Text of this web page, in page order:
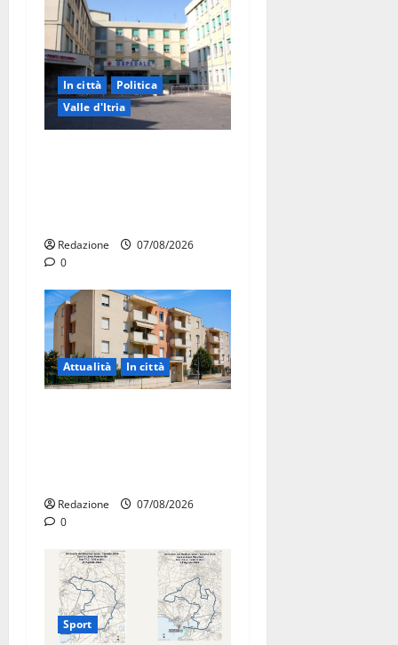
In città
Politica
Valle d'Itria
Redazione
07/08/2026
0
Attualità In città
Redazione
07/08/2026
0
Sport